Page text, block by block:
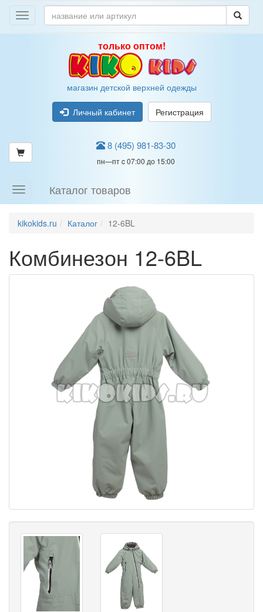
только оптом!
магазин детской верхней одежды
Личный кабинет Регистрация
8 (495) 981-83-30
пн—пт c 07:00 до 15:00
Каталог товаров
kikokids.ru Каталог 12-6BL
Комбинезон 12-6BL